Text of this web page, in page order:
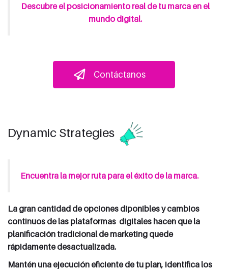
Descubre el posicionamiento real de tu marca en el
mundo digital.
Contáctanos
Dynamic Strategies
Encuentra la mejor ruta para el éxito de la marca.
La gran cantidad de opciones diponibles y cambios
continuos de las plataformas digitales hacen que la
planificación tradicional de marketing quede
rápidamente desactualizada.
Mantén una ejecución eficiente de tu plan, identifica los